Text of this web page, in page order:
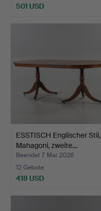
501 USD
ESSTISCH Englischer Stil,
Mahagoni, zweite…
Beendet 7. Mai 2026
12 Gebote
418 USD